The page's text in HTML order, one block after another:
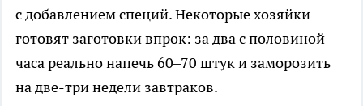
с добавлением специй. Некоторые хозяйки
готовят заготовки впрок: за два с половиной
часа реально напечь 60–70 штук и заморозить
на две-три недели завтраков.